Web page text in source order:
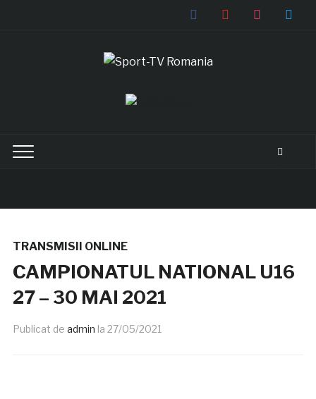
facebook youtube instagramtwitter
TRANSMISII ONLINE
CAMPIONATUL NATIONAL U16
27 – 30 MAI 2021
Publicat de admin la 27/05/2021